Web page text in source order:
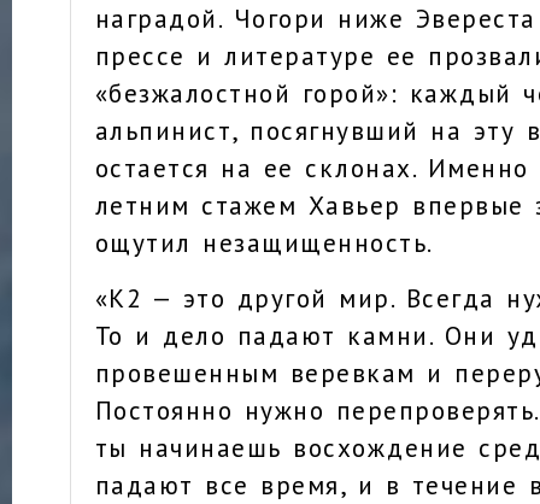
наградой. Чогори ниже
прессе и литературе ее
«безжалостной горой»: каждый
альпинист, посягнувший на эту
остается на ее склонах.
летним стажем Хавьер впервые
ощутил незащищенность.
«К2 — это другой мир. Всегда
То и дело падают камни. Они
провешенным веревкам и
Постоянно нужно
ты начинаешь восхождение
падают все время, и в течение